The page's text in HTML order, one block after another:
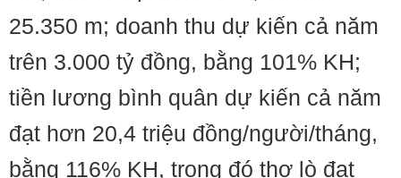
25.350 m; doanh thu dự kiến cả năm
trên 3.000 tỷ đồng, bằng 101% KH;
tiền lương bình quân dự kiến cả năm
đạt hơn 20,4 triệu đồng/người/tháng,
bằng 116% KH, trong đó thợ lò đạt